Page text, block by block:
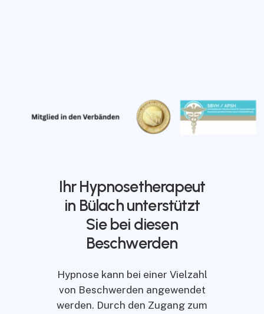
Ihr Hypnosetherapeut
in Bülach unterstützt
Sie bei diesen
Beschwerden
Hypnose kann bei einer Vielzahl
von Beschwerden angewendet
werden. Durch den Zugang zum